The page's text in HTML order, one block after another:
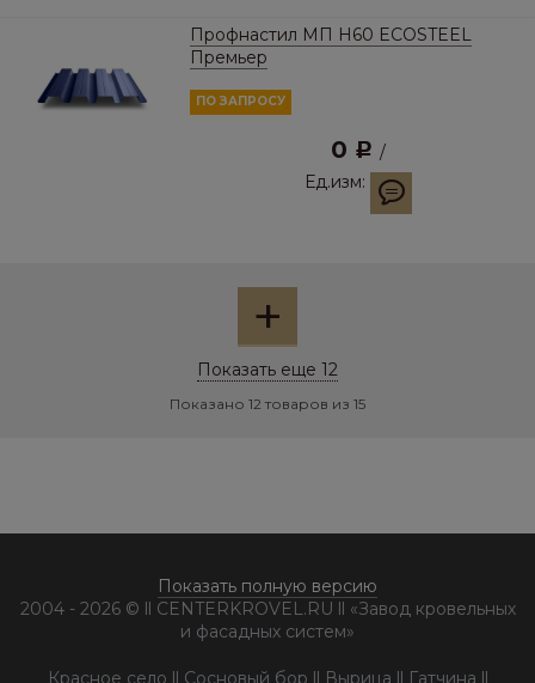
Профнастил МП Н60 ECOSTEEL
Премьер
ПО ЗАПРОСУ
0 Р /
Ед.изм:
+
Показать еще 12
Показано 12 товаров из 15
Показать полную версию
2004 - 2026 © ll CENTERKROVEL.RU ll «Завод кровельных
и фасадных систем»
Красное село ll Сосновый бор ll Вырица ll Гатчина ll